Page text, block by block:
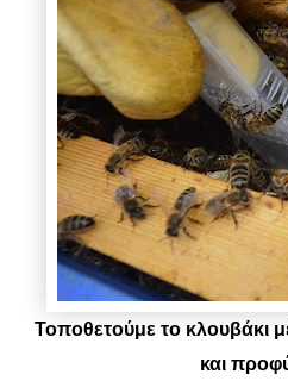
Τοποθετούμε το κλουβάκι
και